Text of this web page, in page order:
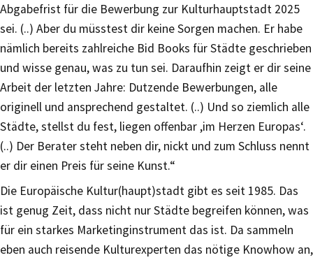
Abgabefrist für die Bewerbung zur Kulturhauptstadt 2025
sei. (..) Aber du müsstest dir keine Sorgen machen. Er habe
nämlich bereits zahlreiche Bid Books für Städte geschrieben
und wisse genau, was zu tun sei. Daraufhin zeigt er dir seine
Arbeit der letzten Jahre: Dutzende Bewerbungen, alle
originell und ansprechend gestaltet. (..) Und so ziemlich alle
Städte, stellst du fest, liegen offenbar ,im Herzen Europas‘.
(..) Der Berater steht neben dir, nickt und zum Schluss nennt
er dir einen Preis für seine Kunst.“
Die Europäische Kultur(haupt)stadt gibt es seit 1985. Das
ist genug Zeit, dass nicht nur Städte begreifen können, was
für ein starkes Marketinginstrument das ist. Da sammeln
eben auch reisende Kulturexperten das nötige Knowhow an,